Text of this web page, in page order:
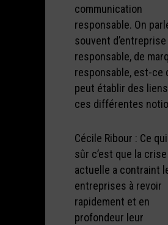
communication
responsable. On
souvent d’entreprise
responsable, de
responsable, est-ce
peut établir des
ces différentes
Cécile Ribour : Ce
sûr c’est que la crise
actuelle a contraint
entreprises à revoir
rapidement et en
profondeur leur